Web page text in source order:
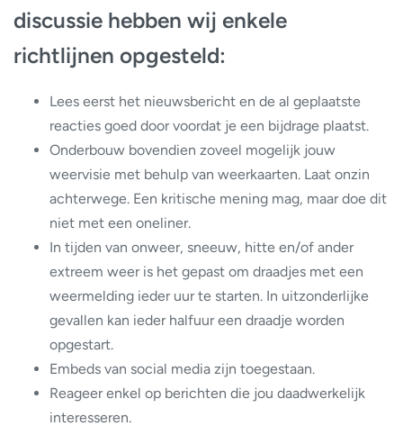
discussie hebben wij enkele
richtlijnen opgesteld:
Lees eerst het nieuwsbericht en de al geplaatste
reacties goed door voordat je een bijdrage plaatst.
Onderbouw bovendien zoveel mogelijk jouw
weervisie met behulp van weerkaarten. Laat onzin
achterwege. Een kritische mening mag, maar doe dit
niet met een oneliner.
In tijden van onweer, sneeuw, hitte en/of ander
extreem weer is het gepast om draadjes met een
weermelding ieder uur te starten. In uitzonderlijke
gevallen kan ieder halfuur een draadje worden
opgestart.
Embeds van social media zijn toegestaan.
Reageer enkel op berichten die jou daadwerkelijk
interesseren.